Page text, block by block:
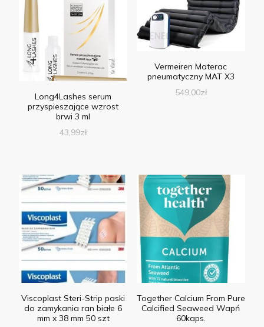
Long4Lashes serum
przyspieszające wzrost
brwi 3 ml
43,99zł
Vermeiren Materac
pneumatyczny MAT X3
549,00zł
Viscoplast Steri-Strip paski
do zamykania ran białe 6
mm x 38 mm 50 szt
Together Calcium From Pure
Calcified Seaweed Wapń
60kaps.